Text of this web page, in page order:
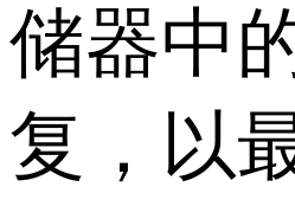
储器中
复，以